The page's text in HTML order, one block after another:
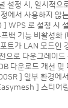
설정 시, 일시적으
에서 사용하지 않
로 설정 시
백 기능 비활성화
트가 LAN 모드인
으로 다운그레이드
다운로드 개선 및
] 일부 환경에서
] 스티어